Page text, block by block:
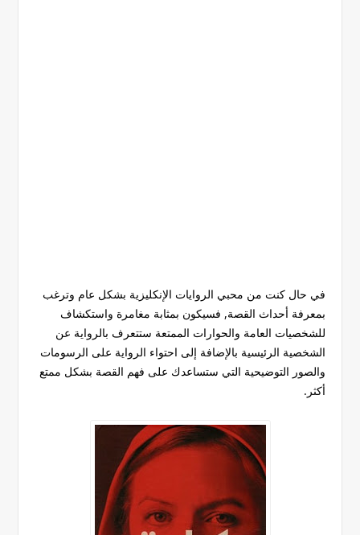
في حال كنت من محبي الروايات الإنكليزية بشكل عام وترغب
بمعرفة أحداث القصة, فسيكون بمثابة مغامرة واستكشاف
للشخصيات العامة والحوارات الممتعة ستتعرف بالرواية عن
الشخصية الرئيسية بالإضافة إلى احتواء الرواية على الرسومات
والصور التوضيحية التي ستساعدك على فهم القصة بشكل ممتع
أكثر.